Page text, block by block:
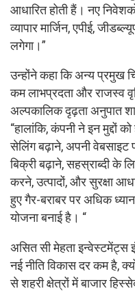
आधारित होती हैं। नए
व्यापार मार्जिन, एपीई,
लगेगा।”
उन्होंने कहा कि अन्य प्रमुख
कम लाभप्रदता और राजस्व
अल्पकालिक दृढ़ता अनुपात
“हालांकि, कंपनी ने इन
सेलिंग बढ़ाने, अपनी वेबसाइट
बिक्री बढ़ाने, सहस्राब्दी के
करने, उत्पादों, और सुरक्षा
हुए गैर-बराबर पर अधिक
योजना बनाई है। “
असित सी मेहता इन्वेस्टमेंट्स
नई नीति विकास दर कम है,
से शहरी क्षेत्रों में बाजार